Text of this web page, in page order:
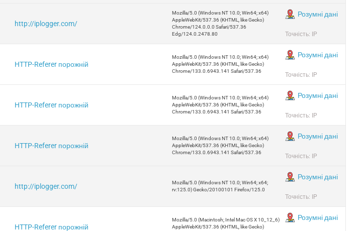
http://iplogger.com/
Mozilla/5.0 (Windows NT 10.0; Win64; x64)
AppleWebKit/537.36 (KHTML, like Gecko)
Chrome/124.0.0.0 Safari/537.36
Edg/124.0.2478.80
Розумні дані
Точність: IP
HTTP-Referer порожній
Mozilla/5.0 (Windows NT 10.0; Win64; x64)
AppleWebKit/537.36 (KHTML, like Gecko)
Chrome/133.0.6943.141 Safari/537.36
Розумні дані
Точність: IP
HTTP-Referer порожній
Mozilla/5.0 (Windows NT 10.0; Win64; x64)
AppleWebKit/537.36 (KHTML, like Gecko)
Chrome/133.0.6943.141 Safari/537.36
Розумні дані
Точність: IP
HTTP-Referer порожній
Mozilla/5.0 (Windows NT 10.0; Win64; x64)
AppleWebKit/537.36 (KHTML, like Gecko)
Chrome/133.0.6943.141 Safari/537.36
Розумні дані
Точність: IP
http://iplogger.com/
Mozilla/5.0 (Windows NT 10.0; Win64; x64;
rv:125.0) Gecko/20100101 Firefox/125.0
Розумні дані
Точність: IP
HTTP-Referer порожній
Mozilla/5.0 (Macintosh; Intel Mac OS X 10_12_6)
AppleWebKit/537.36 (KHTML, like Gecko)
Розумні дані